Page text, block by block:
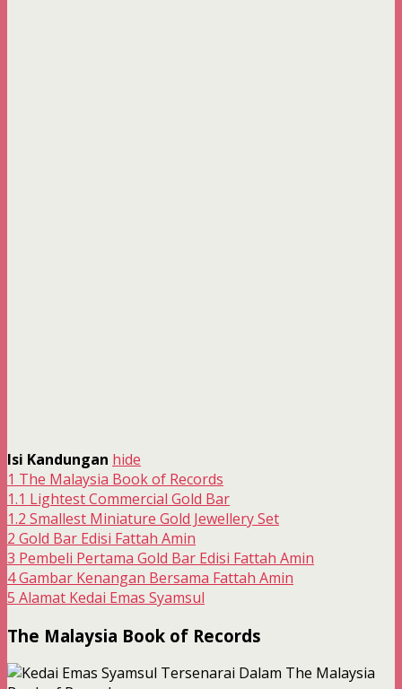
Isi Kandungan hide
1 The Malaysia Book of Records
1.1 Lightest Commercial Gold Bar
1.2 Smallest Miniature Gold Jewellery Set
2 Gold Bar Edisi Fattah Amin
3 Pembeli Pertama Gold Bar Edisi Fattah Amin
4Gambar Kenangan Bersama Fattah Amin
5 Alamat Kedai Emas Syamsul
The Malaysia Book of Records